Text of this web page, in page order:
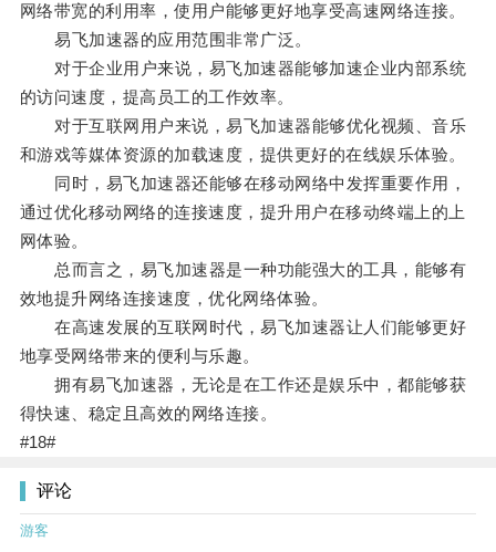
网络带宽的利用率，使用户能够更好地享受高速网络连接。
易飞加速器的应用范围非常广泛。
对于企业用户来说，易飞加速器能够加速企业内部系统
的访问速度，提高员工的工作效率。
对于互联网用户来说，易飞加速器能够优化视频、音乐
和游戏等媒体资源的加载速度，提供更好的在线娱乐体验。
同时，易飞加速器还能够在移动网络中发挥重要作用，
通过优化移动网络的连接速度，提升用户在移动终端上的上
网体验。
总而言之，易飞加速器是一种功能强大的工具，能够有
效地提升网络连接速度，优化网络体验。
在高速发展的互联网时代，易飞加速器让人们能够更好
地享受网络带来的便利与乐趣。
拥有易飞加速器，无论是在工作还是娱乐中，都能够获
得快速、稳定且高效的网络连接。
#18#
评论
游客